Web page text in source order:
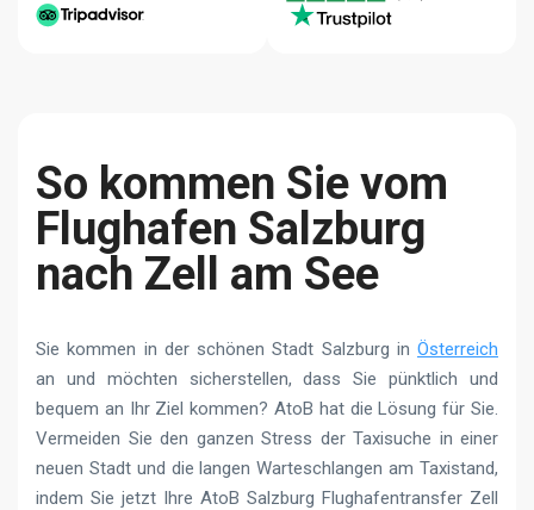
So kommen Sie vom
Flughafen Salzburg
nach Zell am See
Sie kommen in der schönen Stadt Salzburg in Österreich
an und möchten sicherstellen, dass Sie pünktlich und
bequem an Ihr Ziel kommen? AtoB hat die Lösung für Sie.
Vermeiden Sie den ganzen Stress der Taxisuche in einer
neuen Stadt und die langen Warteschlangen am Taxistand,
indem Sie jetzt Ihre AtoB Salzburg Flughafentransfer Zell